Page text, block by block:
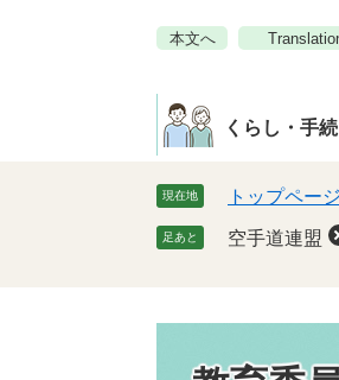
本文へ
くらし・手
現在地 トップページ
足あと 空手道連盟